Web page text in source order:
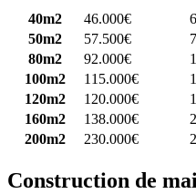
40m2
46.000€
50m2
57.500€
80m2
92.000€
100m2
115.000€
120m2
120.000€
160m2
138.000€
200m2
230.000€
Construction de